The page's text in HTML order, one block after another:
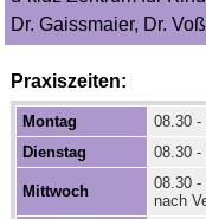
Dr. Gaissmaier, Dr.
Praxiszeiten:
Montag
08.30 -
Dienstag
08.30 -
Mittwoch
08.30 -
nach